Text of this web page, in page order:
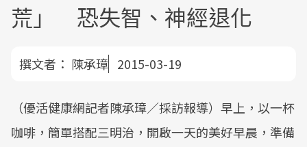
荒」 恐失智、神經退化
撰文者： 陳承璋 2015-03-19
（優活健康網記者陳承璋／採訪報導）早上，以一杯
咖啡，簡單搭配三明治，開啟一天的美好早晨，準備